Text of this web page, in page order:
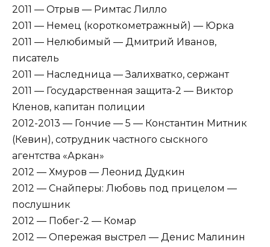
2011 — Отрыв — Римтас Лилло
2011 — Немец (короткометражный) — Юрка
2011 — Нелюбимый — Дмитрий Иванов,
писатель
2011 — Наследница — Залихватко, сержант
2011 — Государственная защита-2 — Виктор
Кленов, капитан полиции
2012-2013 — Гончие — 5 — Константин Митник
(Кевин), сотрудник частного сыскного
агентства «Аркан»
2012 — Хмуров — Леонид Дудкин
2012 — Снайперы: Любовь под прицелом —
послушник
2012 — Побег-2 — Комар
2012 — Опережая выстрел — Денис Малинин